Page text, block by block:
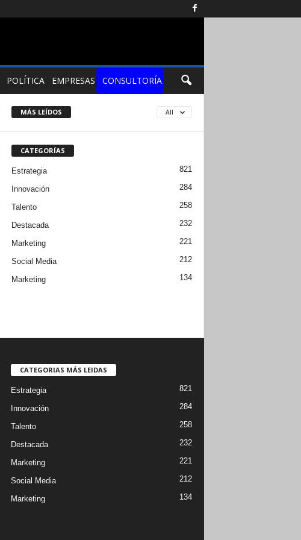
POLÍTICA EMPRESAS CONSULTORÍA
MÁS LEÍDOS All
CATEGORÍAS
Estrategia 821
Innovación 284
Talento 258
Destacada 232
Marketing 221
Social Media 212
Marketing 134
CATEGORIAS MÁS LEIDAS
Estrategia 821
Innovación 284
Talento 258
Destacada 232
Marketing 221
Social Media 212
Marketing 134